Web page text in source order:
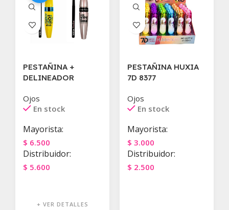
PESTAÑINA +
DELINEADOR
Ojos
En stock
Mayorista:
$ 6.500
Distribuidor:
$ 5.600
+ VER DETALLES
PESTAÑINA HUXIA
7D 8377
Ojos
En stock
Mayorista:
$ 3.000
Distribuidor:
$ 2.500